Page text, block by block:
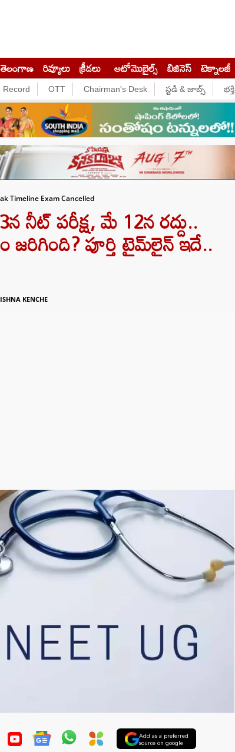
తెలంగాణ రివ్యూలు క్రీడలు ఆటోమొబైల్స్ బిజినెస్‌ టెక్నాలజీ
Record OTT Chairman's Desk స్టడీ & జాబ్స్ భక్తి
Timeline Exam Cancelled
నీట్ పరీక్ష, మే 12న రద్దు..
జరిగింది? పూర్తి టైమ్‌లైన్ ఇదే..
KENCHE
Add as a preferred
source on google